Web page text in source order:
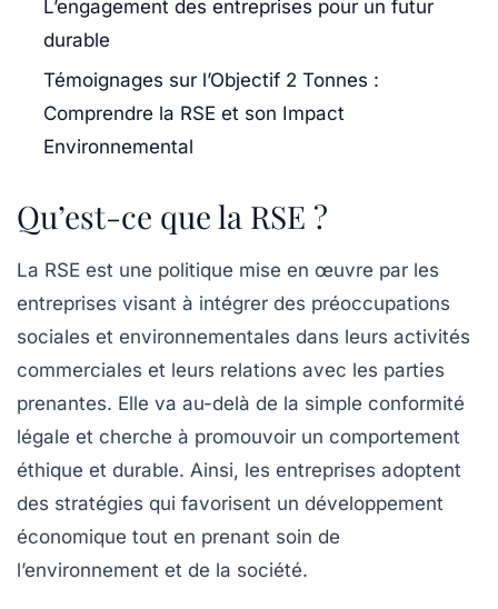
L’engagement des entreprises pour un futur
durable
Témoignages sur l’Objectif 2 Tonnes :
Comprendre la RSE et son Impact
Environnemental
Qu’est-ce que la RSE ?
La RSE est une politique mise en œuvre par les
entreprises visant à intégrer des préoccupations
sociales et environnementales dans leurs activités
commerciales et leurs relations avec les parties
prenantes. Elle va au-delà de la simple conformité
légale et cherche à promouvoir un comportement
éthique et durable. Ainsi, les entreprises adoptent
des stratégies qui favorisent un développement
économique tout en prenant soin de
l’environnement et de la société.